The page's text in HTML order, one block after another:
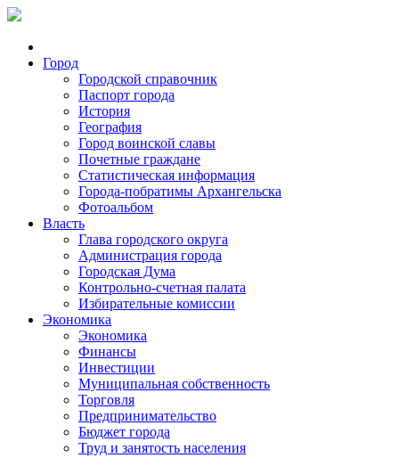
Город
Городской справочник
Паспорт города
История
География
Город воинской славы
Почетные граждане
Статистическая информация
Города-побратимы Архангельска
Фотоальбом
Власть
Глава городского округа
Администрация города
Городская Дума
Контрольно-счетная палата
Избирательные комиссии
Экономика
Экономика
Финансы
Инвестиции
Муниципальная собственность
Торговля
Предпринимательство
Бюджет города
Труд и занятость населения